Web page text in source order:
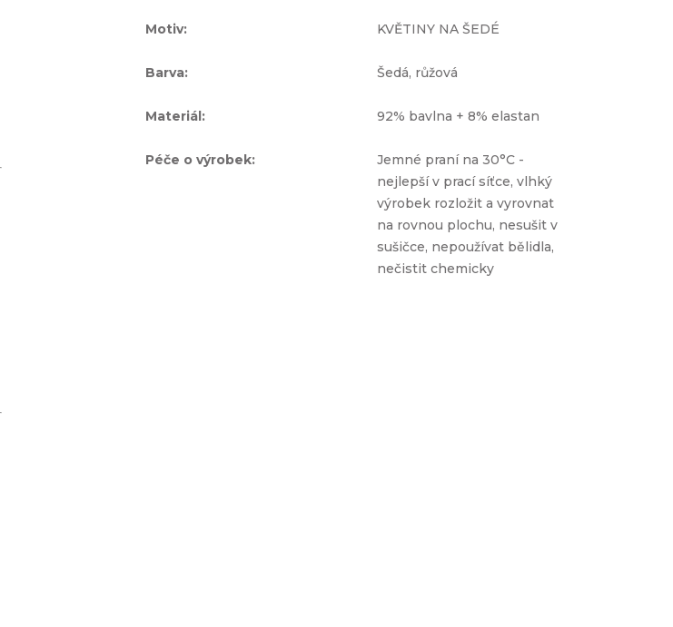
Motiv: KVĚTINY NA ŠEDÉ
Barva: Šedá, růžová
Materiál: 92% bavlna + 8% elastan
Péče o výrobek:
Jemné praní na 30°C -
nejlepší v prací síťce, vlhký
výrobek rozložit a vyrovnat
na rovnou plochu, nesušit v
sušičce, nepoužívat bělidla,
nečistit chemicky